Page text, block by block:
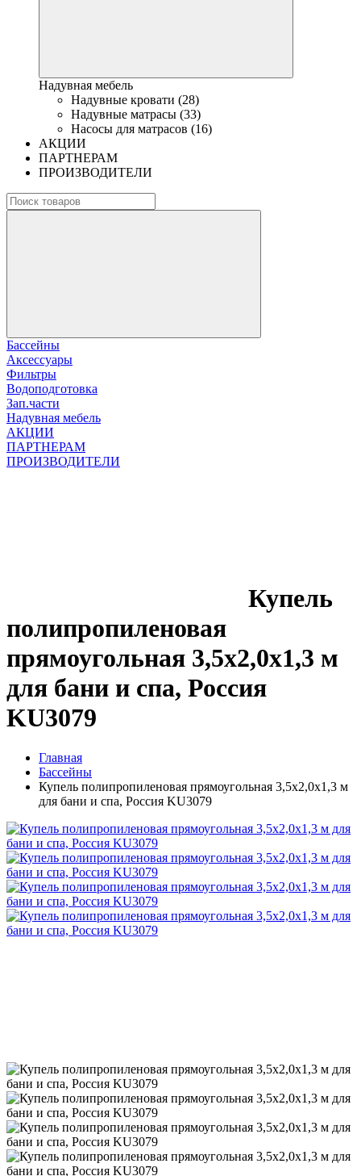
Надувная мебель
Надувные кровати (28)
Надувные матрасы (33)
Насосы для матрасов (16)
АКЦИИ
ПАРТНЕРАМ
ПРОИЗВОДИТЕЛИ
Бассейны
Аксессуары
Фильтры
Водоподготовка
Зап.части
Надувная мебель
АКЦИИ
ПАРТНЕРАМ
ПРОИЗВОДИТЕЛИ
Купель
полипропиленовая
прямоугольная 3,5х2,0х1,3 м
для бани и спа, Россия
KU3079
Главная
Бассейны
Купель полипропиленовая прямоугольная 3,5х2,0х1,3 м
для бани и спа, Россия KU3079